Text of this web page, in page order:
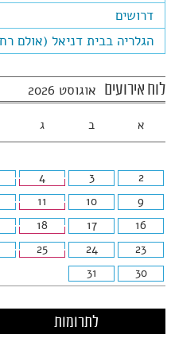
דרושים
הגלריה בבית דניאל (אולם
לוח אירועים אוגוסט 2026
א ב ג
2
3
4
9
10
11
16
17
18
23
24
25
30
31
לתרומות